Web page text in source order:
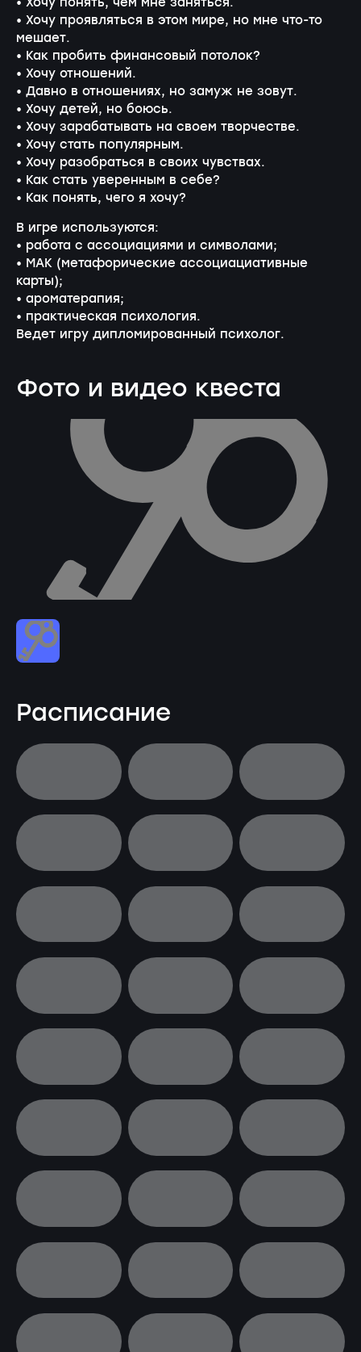
• Хочу проявляться в этом мире, но мне что-то
мешает.
• Как пробить финансовый потолок?
• Хочу отношений.
• Давно в отношениях, но замуж не зовут.
• Хочу детей, но боюсь.
• Хочу зарабатывать на своем творчестве.
• Хочу стать популярным.
• Хочу разобраться в своих чувствах.
• Как стать уверенным в себе?
• Как понять, чего я хочу?
В игре используются:
• работа с ассоциациями и символами;
• МАК (метафорические ассоциациативные
карты);
• ароматерапия;
• практическая психология.
Ведет игру дипломированный психолог.
Фото и видео квеста
Расписание